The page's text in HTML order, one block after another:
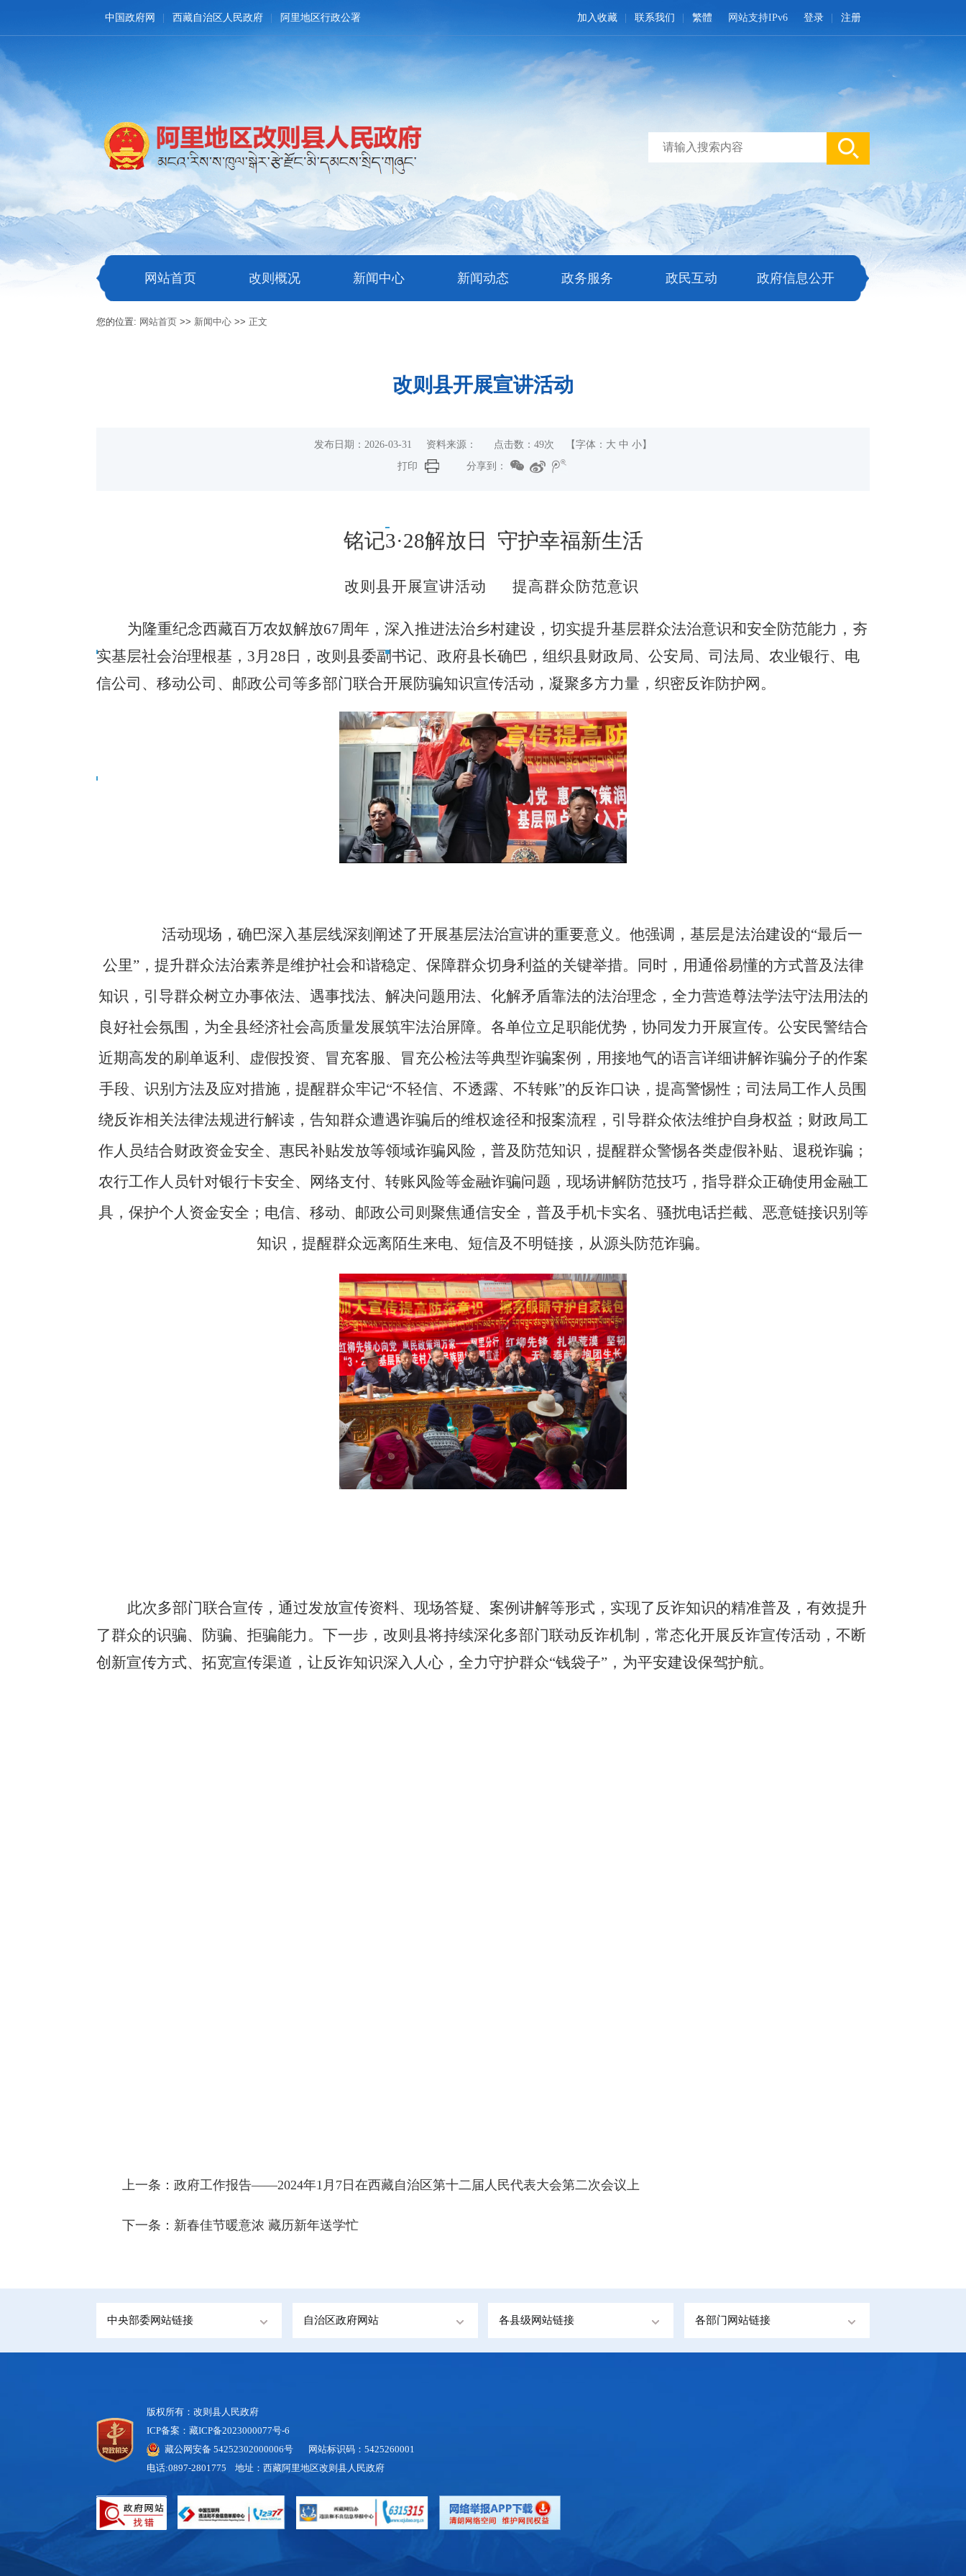
中国政府网 西藏自治区人民政府 阿里地区行政公署 登录 注册
网站支持IPv6
加入收藏 联系我们 繁體
网站首页 改则概况 新闻中心 新闻动态 政务服务 政民互动 政府信息公开
您的位置: 网站首页 >> 新闻中心 >>正文
改则县开展宣讲活动
发布日期：2026-03-31 资料来源： 点击数： 49次 【字体： 大 中 小】
打印
分享到：
铭记3·28解放日 守护幸福新生活
改则县开展宣讲活动 提高群众防范意识
为隆重纪念西藏百万农奴解放67周年，深入推进法治乡村建设，切实提升基层群众法治意识和安全防范能力，夯
实基层社会治理根基，3月28日，改则县委副书记、政府县长确巴，组织县财政局、公安局、司法局、农业银行、电
信公司、移动公司、邮政公司等多部门联合开展防骗知识宣传活动，凝聚多方力量，织密反诈防护网。
活动现场，确巴深入基层线深刻阐述了开展基层法治宣讲的重要意义。他强调，基层是法治建设的“最后一
公里”，提升群众法治素养是维护社会和谐稳定、保障群众切身利益的关键举措。同时，用通俗易懂的方式普及法律
知识，引导群众树立办事依法、遇事找法、解决问题用法、化解矛盾靠法的法治理念，全力营造尊法学法守法用法的
良好社会氛围，为全县经济社会高质量发展筑牢法治屏障。各单位立足职能优势，协同发力开展宣传。公安民警结合
近期高发的刷单返利、虚假投资、冒充客服、冒充公检法等典型诈骗案例，用接地气的语言详细讲解诈骗分子的作案
手段、识别方法及应对措施，提醒群众牢记“不轻信、不透露、不转账”的反诈口诀，提高警惕性；司法局工作人员围
绕反诈相关法律法规进行解读，告知群众遭遇诈骗后的维权途径和报案流程，引导群众依法维护自身权益；财政局工
作人员结合财政资金安全、惠民补贴发放等领域诈骗风险，普及防范知识，提醒群众警惕各类虚假补贴、退税诈骗；
农行工作人员针对银行卡安全、网络支付、转账风险等金融诈骗问题，现场讲解防范技巧，指导群众正确使用金融工
具，保护个人资金安全；电信、移动、邮政公司则聚焦通信安全，普及手机卡实名、骚扰电话拦截、恶意链接识别等
知识，提醒群众远离陌生来电、短信及不明链接，从源头防范诈骗。
此次多部门联合宣传，通过发放宣传资料、现场答疑、案例讲解等形式，实现了反诈知识的精准普及，有效提升
了群众的识骗、防骗、拒骗能力。下一步，改则县将持续深化多部门联动反诈机制，常态化开展反诈宣传活动，不断
创新宣传方式、拓宽宣传渠道，让反诈知识深入人心，全力守护群众“钱袋子”，为平安建设保驾护航。
上一条：政府工作报告——2024年1月7日在西藏自治区第十二届人民代表大会第二次会议上
下一条： 新春佳节暖意浓 藏历新年送学忙
中央部委网站链接 自治区政府网站 各县级网站链接 各部门网站链接
版权所有：改则县人民政府
ICP备案：藏ICP备2023000077号-6
藏公网安备 54252302000006号 网站标识码：5425260001
电话:0897-2801775 地址：西藏阿里地区改则县人民政府